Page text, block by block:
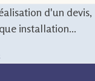
d'un devis,
installation...